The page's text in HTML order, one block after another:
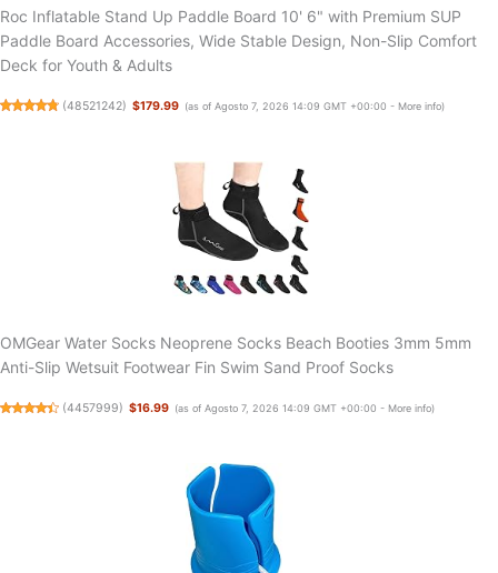
Roc Inflatable Stand Up Paddle Board 10' 6" with Premium SUP
Paddle Board Accessories, Wide Stable Design, Non-Slip Comfort
Deck for Youth & Adults
(48521242) $179.99 (as of Agosto 7, 2026 14:09 GMT +00:00 - More info)
OMGear Water Socks Neoprene Socks Beach Booties 3mm 5mm
Anti-Slip Wetsuit Footwear Fin Swim Sand Proof Socks
(4457999) $16.99 (as of Agosto 7, 2026 14:09 GMT +00:00 - More info)